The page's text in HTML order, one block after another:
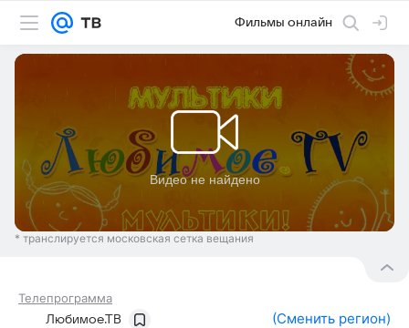
Фильмы онлайн
* транслируется московская сетка вещания
Телепрограмма
Любимое.ТВ (Сменить регион)